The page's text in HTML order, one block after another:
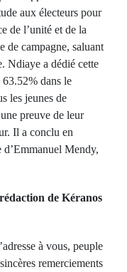
aux électeurs pour
de l’unité et de la
de campagne, saluant
Ndiaye a dédié cette
dans le
les jeunes de
preuve de leur
Il a conclu en
d’Emmanuel Mendy,
de Kéranos
à vous, peuple
remerciements